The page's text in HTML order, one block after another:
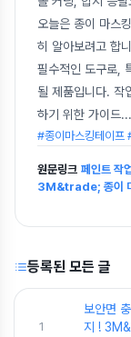
오늘은 종이 마스
히 알아보려고 합
필수적인 도구로,
될 제품입니다. 작
하기 위한 가이드...
#종이마스킹테이
원문링크 페인트 작
3M&trade; 종이 마
등록된 모든 글
1
보안면
지 !